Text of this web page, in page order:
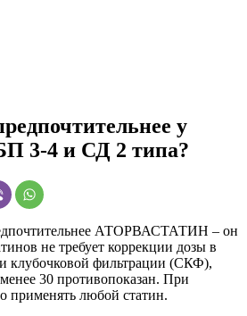
у
3-4 и СД 2 типа?
АТОРВАСТАТИН – он
не требует коррекции дозы в
клубочковой фильтрации (СКФ),
30 противопоказан. При
применять любой статин.